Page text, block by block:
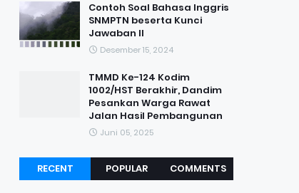
Contoh Soal Bahasa Inggris
SNMPTN beserta Kunci
Jawaban II
Desember 15, 2024
TMMD Ke-124 Kodim
1002/HST Berakhir, Dandim
Pesankan Warga Rawat
Jalan Hasil Pembangunan
Juni 05, 2025
RECENT POPULAR COMMENTS